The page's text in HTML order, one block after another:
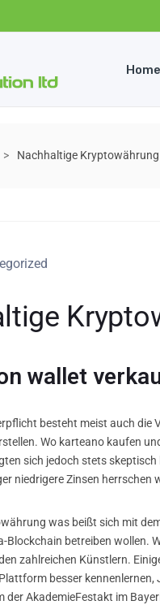
Home
Nachhaltige
wallet
besteht meist auch
Wo karteano kaufen
sich jedoch stets
niedrigere Zinsen
was beißt sich mit
Blockchain betreiben wollen.
zahlreichen Künstlern.
besser
der AkademieFestakt im